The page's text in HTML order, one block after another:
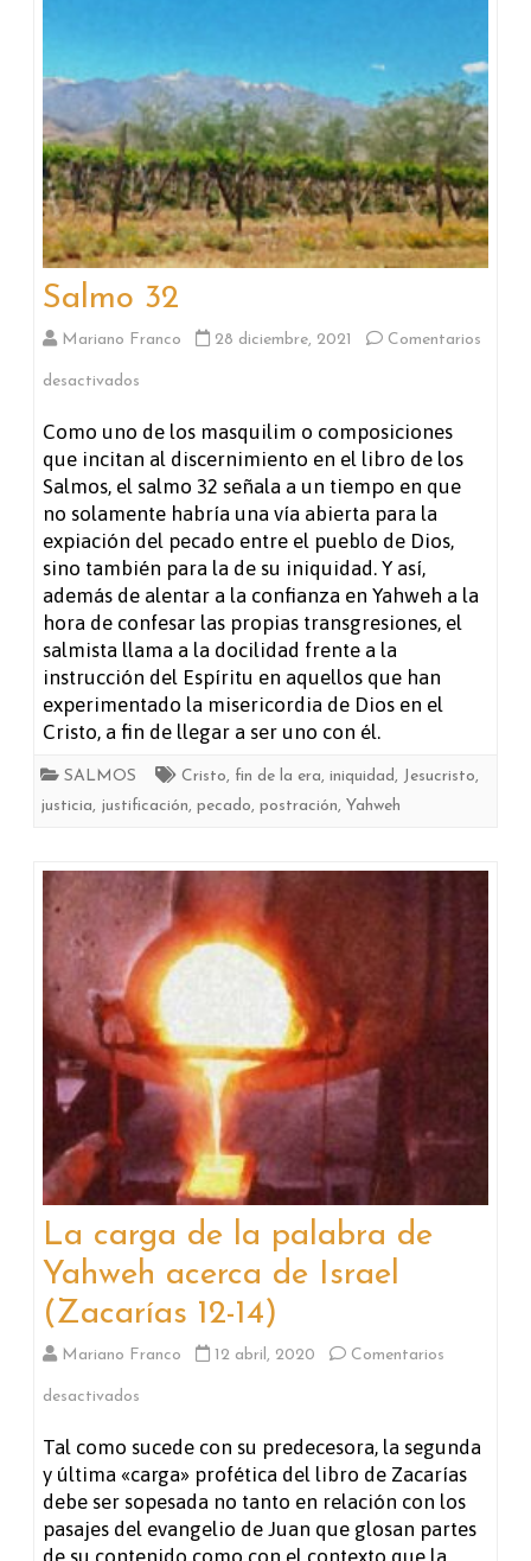
Salmo 32
Mariano Franco 28 diciembre, 2021 Comentarios
desactivados
Salmo
32
Como uno de los masquilim o composiciones
que incitan al discernimiento en el libro de los
Salmos, el salmo 32 señala a un tiempo en que
no solamente habría una vía abierta para la
expiación del pecado entre el pueblo de Dios,
sino también para la de su iniquidad. Y así,
además de alentar a la confianza en Yahweh a la
hora de confesar las propias transgresiones, el
salmista llama a la docilidad frente a la
instrucción del Espíritu en aquellos que han
experimentado la misericordia de Dios en el
Cristo, a fin de llegar a ser uno con él.
SALMOS Cristo, fin de la era, iniquidad, Jesucristo,
justicia, justificación, pecado, postración, Yahweh
La carga de la palabra de
Yahweh acerca de Israel
(Zacarías 12-14)
Mariano Franco 12 abril, 2020 Comentarios
desactivados
carga
de
Tal como sucede con su predecesora, la segunda
y última «carga» profética del libro de Zacarías
debe ser sopesada no tanto en relación con los
pasajes del evangelio de Juan que glosan partes